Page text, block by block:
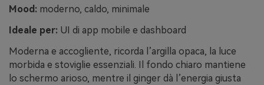
Mood: moderno, caldo, minimale
Ideale per: UI di app mobile e dashboard
Moderna e accogliente, ricorda l’argilla opaca, la luce
morbida e stoviglie essenziali. Il fondo chiaro mantiene
lo schermo arioso, mentre il ginger dà l’energia giusta